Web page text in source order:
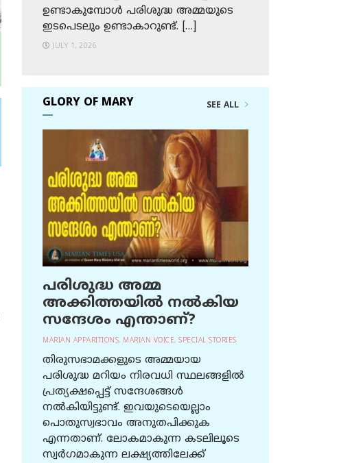
ഉണ്ടാകുമ്പോള്‍ പരിശുദ്ധ അമ്മയുടെ
ഇടപെടലും ഉണ്ടാകാറുണ്ട്. […]
JULY 1, 2026
GLORY OF MARY SEE ALL
പരിശുദ്ധ അമ്മ
അക്കിത്തയില്‍ നല്‍കിയ
സന്ദേശം എന്താണ്?
MARIAN APPARITIONS, MARIAN VOICE, SPECIAL STORIES
തിരുസഭാമക്കളുടെ അമ്മയായ
പരിശുദ്ധ മറിയം നിരവധി സ്ഥലങ്ങളിൽ
പ്രത്യക്ഷപ്പെട്ട് സന്ദേശങ്ങൾ
നൽകിയിട്ടുണ്ട്. ഇവയുടെയെല്ലാം
പൊതുസ്വഭാവം അനുതപിക്കുക
എന്നതാണ്. ലോകമാകുന്ന കടലിലൂടെ
സ്വർഗമാകുന്ന ലക്ഷ്യത്തിലേക്ക്